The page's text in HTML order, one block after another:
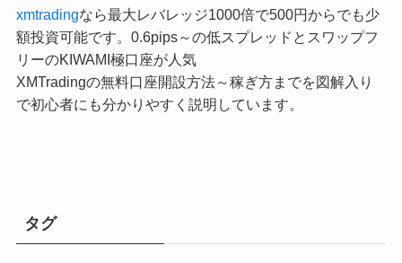
xmtradingなら最大レバレッジ1000倍で500円からでも少
額投資可能です。0.6pips～の低スプレッドとスワップフ
リーのKIWAMI極口座が人気
XMTradingの無料口座開設方法～稼ぎ方までを図解入り
で初心者にも分かりやすく説明しています。
タグ